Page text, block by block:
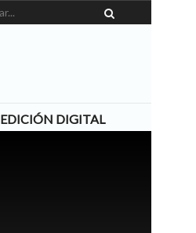
EDICIÓN DIGITAL